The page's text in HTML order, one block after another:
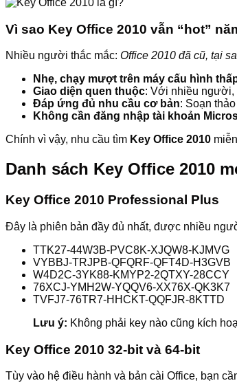
Vì sao Key Office 2010 vẫn “hot”
Nhiều người thắc mắc: Office 2010 đã cũ, tại
Nhẹ, chạy mượt trên máy cấu hình
Giao diện quen thuộc: Với nhiều người,
Đáp ứng đủ nhu cầu cơ bản: Soạn
Không cần đăng nhập tài khoản
Chính vì vậy, nhu cầu tìm Key Office 2010
Danh sách Key Office 2010
Key Office 2010 Professional Plus
Đây là phiên bản đầy đủ nhất, được nhiều
TTK27-44W3B-PVC8K-XJQW8-KJMVG
VYBBJ-TRJPB-QFQRF-QFT4D-H3GVB
W4D2C-3YK88-KMYP2-2QTXY-28CCY
76XCJ-YMH2W-YQQV6-XX76X-QK3K7
TVFJ7-76TR7-HHCKT-QQFJR-8KTTD
Lưu ý: Không phải key nào cũng kích
Key Office 2010 32-bit và 64-bit
Tùy vào hệ điều hành và bản cài Office, bạn